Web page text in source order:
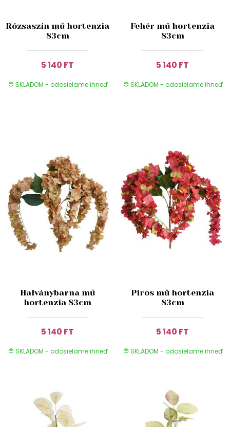
Rózsaszín mű hortenzia
83cm
5 140 FT
SKLADOM - odosielame ihneď
Fehér mű hortenzia
83cm
5 140 FT
SKLADOM - odosielame ihneď
Halványbarna mű
hortenzia 83cm
5 140 FT
SKLADOM - odosielame ihneď
Piros mű hortenzia
83cm
5 140 FT
SKLADOM - odosielame ihneď